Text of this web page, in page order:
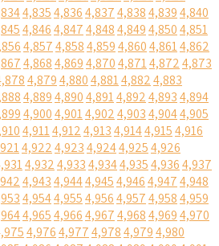
4,8354,8364,8374,8384,8394,840
4,8464,8474,8484,8494,8504,851
4,8574,8584,8594,8604,8614,862
4,8684,8694,8704,8714,8724,873
4,8794,8804,8814,8824,883
4,8894,8904,8914,8924,8934,894
4,9004,9014,9024,9034,9044,905
4,9114,9124,9134,9144,9154,916
4,9224,9234,9244,9254,926
4,9324,9334,9344,9354,9364,937
4,9434,9444,9454,9464,9474,948
4,9544,9554,9564,9574,9584,959
4,9654,9664,9674,9684,9694,970
4,9764,9774,9784,9794,980